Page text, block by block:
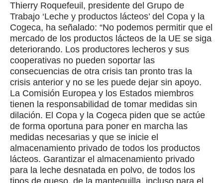
Thierry Roquefeuil, presidente del Grupo de
Trabajo ‘Leche y productos lácteos’ del Copa y la
Cogeca, ha señalado: “No podemos permitir que el
mercado de los productos lácteos de la UE se siga
deteriorando. Los productores lecheros y sus
cooperativas no pueden soportar las
consecuencias de otra crisis tan pronto tras la
crisis anterior y no se les puede dejar sin apoyo.
La Comisión Europea y los Estados miembros
tienen la responsabilidad de tomar medidas sin
dilación. El Copa y la Cogeca piden que se actúe
de forma oportuna para poner en marcha las
medidas necesarias y que se inicie el
almacenamiento privado de todos los productos
lácteos. Garantizar el almacenamiento privado
para la leche desnatada en polvo, de todos los